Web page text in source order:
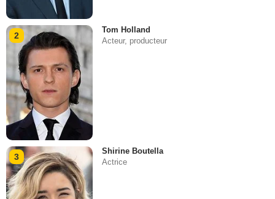
2
Tom Holland
Acteur, producteur
3
Shirine Boutella
Actrice